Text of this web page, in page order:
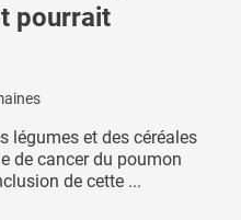
pourrait
légumes et des céréales
de cancer du poumon
de cette ...